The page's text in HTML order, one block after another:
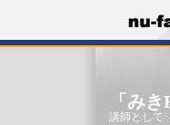
「み
講師として